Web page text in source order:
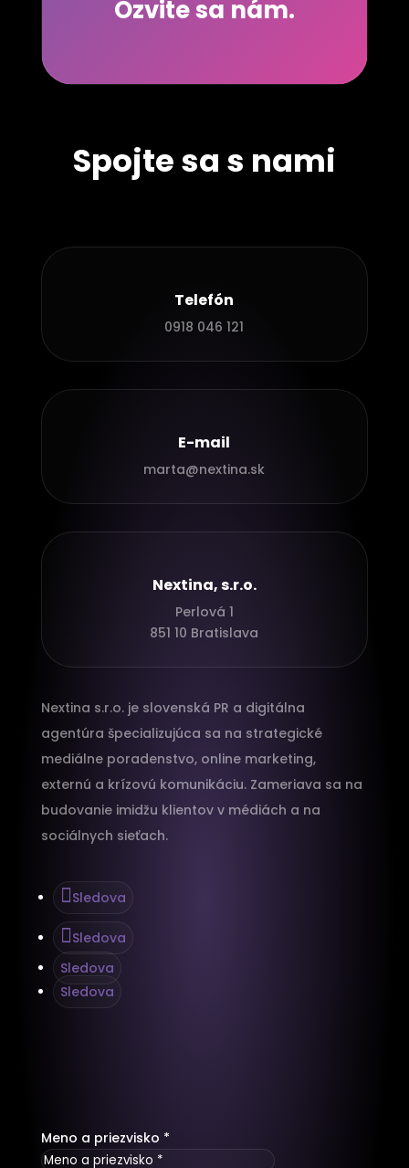
Ozvite sa nám.
Spojte sa s nami
Telefón
0918 046 121
E-mail
marta@nextina.sk
Nextina, s.r.o.
Perlová 1
851 10 Bratislava
Nextina s.r.o. je slovenská PR a digitálna
agentúra špecializujúca sa na strategické
mediálne poradenstvo, online marketing,
externú a krízovú komunikáciu. Zameriava sa na
budovanie imidžu klientov v médiách a na
sociálnych sieťach.
Sledova
Sledova
Sledova
Sledova
Meno a priezvisko *